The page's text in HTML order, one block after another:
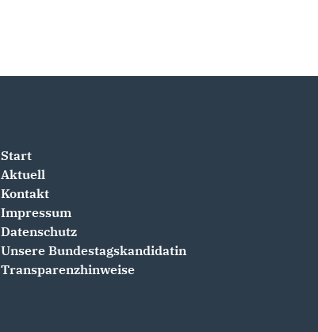
Start
Aktuell
Kontakt
Impressum
Datenschutz
Unsere Bundestagskandidatin
Transparenzhinweise